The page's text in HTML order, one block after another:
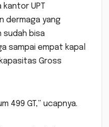
kantor UPT
dermaga yang
sudah bisa
sampai empat kapal
Gross
499 GT,” ucapnya.